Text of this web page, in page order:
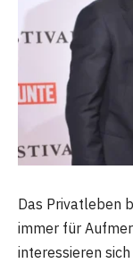
Das Privatleben
immer für
interessieren